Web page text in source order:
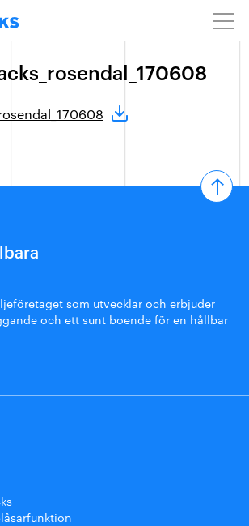
som utvecklar och erbjuder
och ett sunt boende för en hållbar